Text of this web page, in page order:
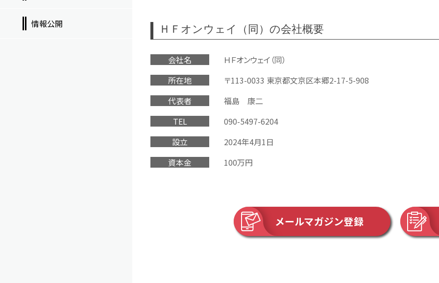
ＨＦオンウェイ（同）の会社概要
会社名
ＨＦオンウェイ（同）
所在地
〒113-0033 東京都文京区本郷2-17-5-908
代表者
福島 康二
TEL
090-5497-6204
設立
2024年4月1日
資本金
100万円
メールマガジン登録
情報公開